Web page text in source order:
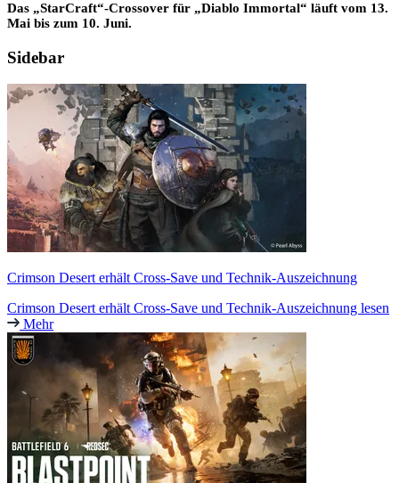
Das „StarCraft“-Crossover für „Diablo Immortal“ läuft vom 13.
Mai bis zum 10. Juni.
Sidebar
Crimson Desert erhält Cross-Save und Technik-Auszeichnung
Crimson Desert erhält Cross-Save und Technik-Auszeichnung lesen
Mehr